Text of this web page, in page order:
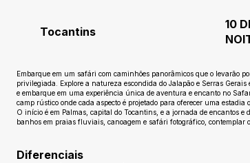
Tocantins
10
Embarque em um safári com caminhões panorâmicos que o levarão
privilegiada. Explore a natureza escondida do Jalapão e Serras
e embarque em uma experiência única de aventura e encanto no
camp rústico onde cada aspecto é projetado para oferecer uma
O início é em Palmas, capital do Tocantins, e a jornada de encantos
banhos em praias fluviais, canoagem e safári fotográfico, contemplar
Diferenciais